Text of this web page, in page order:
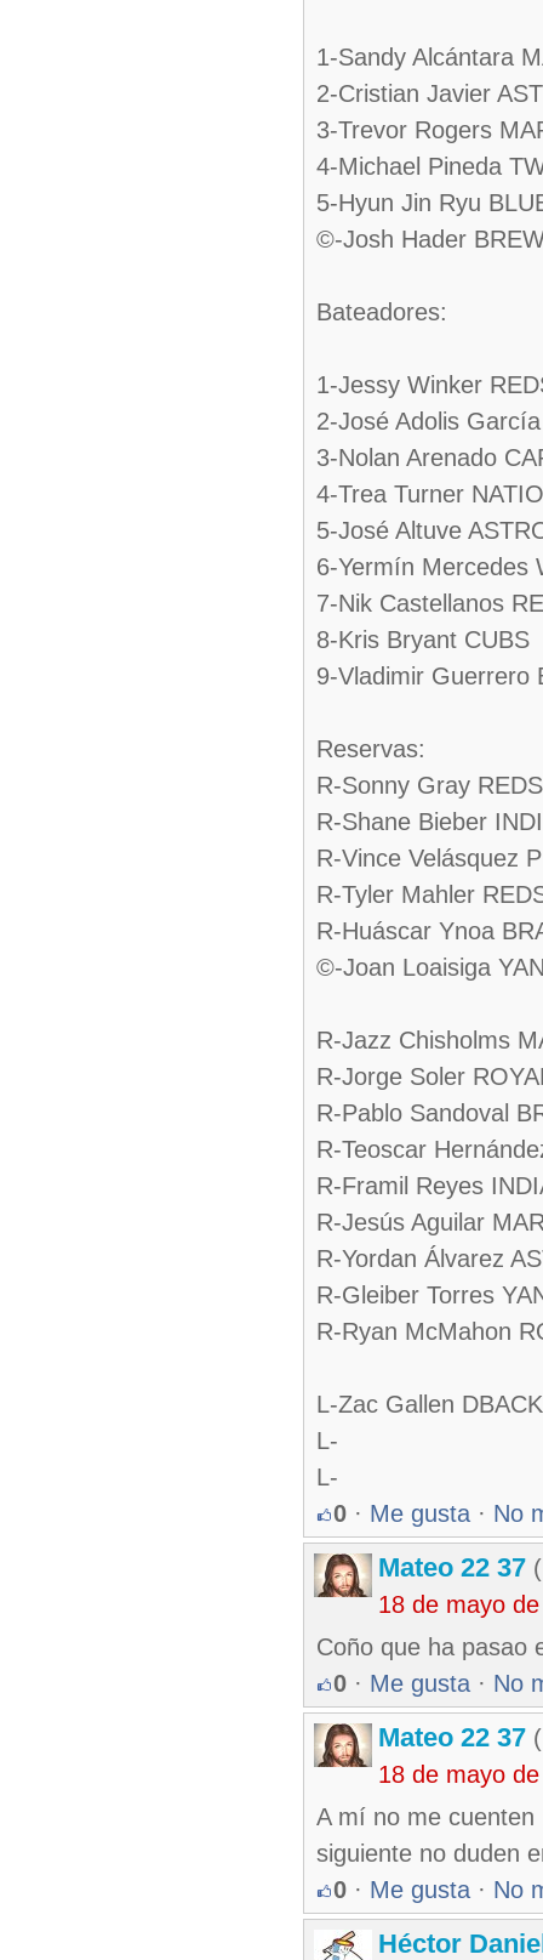
1-Sandy Alcántara
2-Cristian Javier
3-Trevor Rogers
4-Michael Pineda
5-Hyun Jin Ryu
©-Josh Hader
Bateadores:
1-Jessy Winker
2-José Adolis
3-Nolan Arenado
4-Trea Turner
5-José Altuve
6-Yermín Mercedes
7-Nik Castellanos
8-Kris Bryant CUBS
9-Vladimir Guerrero
Reservas:
R-Sonny Gray REDS
R-Shane Bieber
R-Vince Velásquez
R-Tyler Mahler
R-Huáscar Ynoa
©-Joan Loaisiga
R-Jazz Chisholms
R-Jorge Soler
R-Pablo Sandoval
R-Teoscar
R-Framil Reyes
R-Jesús Aguilar
R-Yordan Álvarez
R-Gleiber Torres
R-Ryan McMahon
L-Zac Gallen
L-
L-
0 · Me gusta · No
Mateo 22 37
18 de mayo
Coño que ha pasao
0 · Me gusta · No
Mateo 22 37
18 de mayo
A mí no me
siguiente no duden
0 · Me gusta · No
Héctor